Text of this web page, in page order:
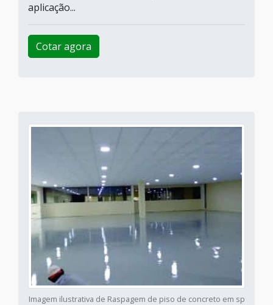
aplicação...
Cotar agora
Imagem ilustrativa de Raspagem de piso de concreto em sp